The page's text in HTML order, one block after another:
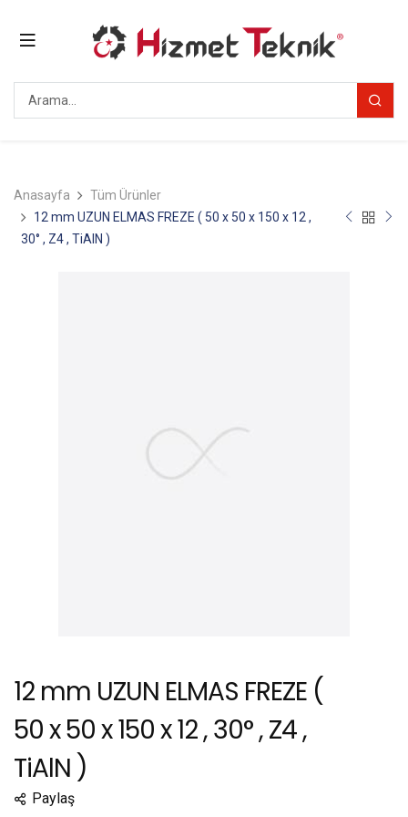
Anasayfa
Tüm Ürünler
12 mm UZUN ELMAS FREZE ( 50 x 50 x 150 x 12 ,
30° , Z4 , TiAlN )
12 mm UZUN ELMAS FREZE (
50 x 50 x 150 x 12 , 30° , Z4 ,
TiAlN )
Paylaş